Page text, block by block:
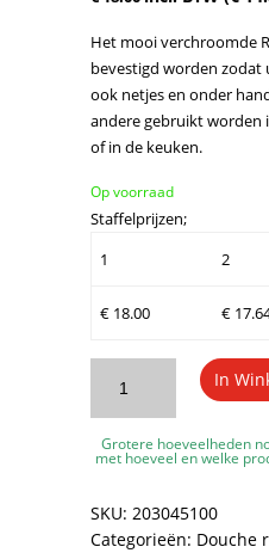
Het mooi verchroomde
bevestigd worden zodat
ook netjes en onder
andere gebruikt worden
of in de keuken.
Op voorraad
Staffelprijzen;
1
2
€ 18.00 €
Doucherekje
KD-
Hoekbevestiging
In
Grotere hoeveelheden
met hoeveel en welke
SKU: 203045100
Categorieën: Douche